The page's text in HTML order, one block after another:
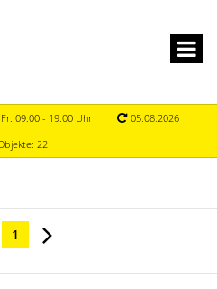
09.00 - 19.00 Uhr
05.08.2026
22
1